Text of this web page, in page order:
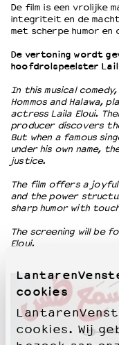
cookies
cookies. Wij
Privacyverklaring
Integriteits- en
Culturele boycot
De film is een vrolijke
integriteit en de
met scherpe humor en
De vertoning wordt
hoofdrolspeelster
In this musical
Hommos and Halawa,
actress Laila Eloui.
producer discovers
But when a famous
under his own name,
justice.
The film offers a
and the power
sharp humor with
The screening will be
Eloui.